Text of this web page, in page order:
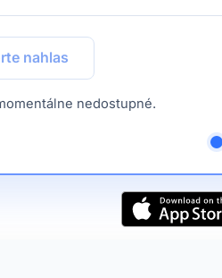
nahlas
nedostupné.